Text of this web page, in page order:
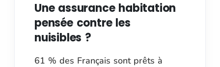
Une assurance habitation
pensée contre les
nuisibles ?
61 % des Français sont prêts à